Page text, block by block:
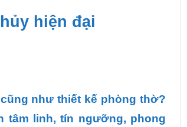
hiện đại
như thiết kế phòng thờ?
tâm linh, tín ngưỡng, phong